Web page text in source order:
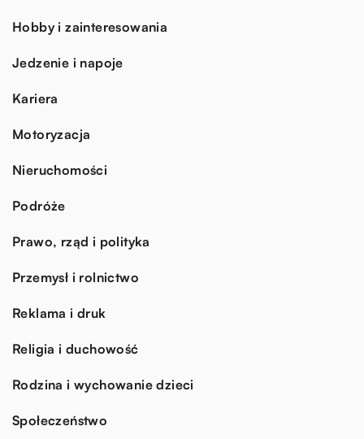
Hobby i zainteresowania
Jedzenie i napoje
Kariera
Motoryzacja
Nieruchomości
Podróże
Prawo, rząd i polityka
Przemysł i rolnictwo
Reklama i druk
Religia i duchowość
Rodzina i wychowanie dzieci
Społeczeństwo